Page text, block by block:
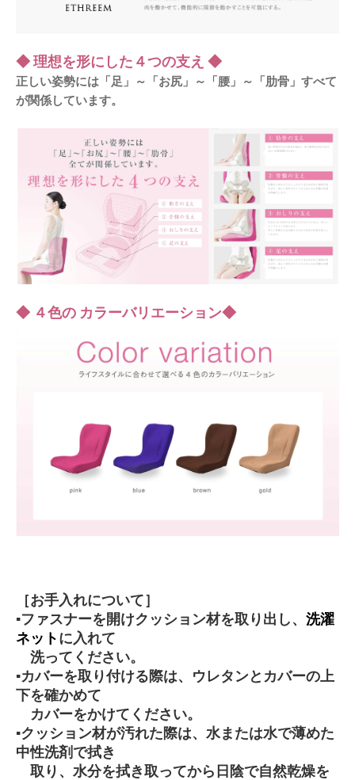
◆ 理想を形にした４つの支え ◆
正しい姿勢には「足」～「お尻」～「腰」～「肋骨」すべて
が関係しています。
◆ ４色の カラーバリエーション◆
［お手入れについて］
▪ファスナーを開けクッション材を取り出し、 洗濯
ネット に入れて
洗ってください。
▪カバーを取り付ける際は、ウレタンとカバーの上
下を確かめて
カバーをかけてください。
▪クッション材が汚れた際は、水または水で薄めた
中性洗剤で拭き
取り、水分を拭き取ってから日陰で自然乾燥を